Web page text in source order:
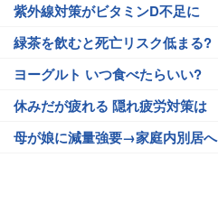
紫外線対策がビタミンD不足に
緑茶を飲むと死亡リスク低まる?
ヨーグルト いつ食べたらいい?
休みだが疲れる 隠れ疲労対策は
母が娘に減量強要→家庭内別居へ